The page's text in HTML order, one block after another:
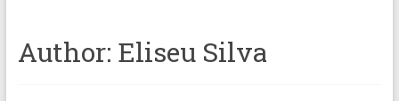
Author: Eliseu Silva